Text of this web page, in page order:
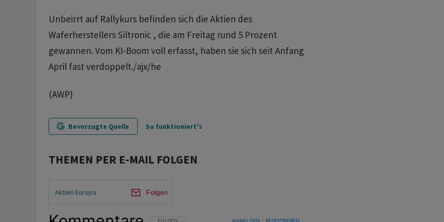
Unbeirrt auf Rallykurs befinden sich die Aktien des
Waferherstellers Siltronic , die am Freitag rund 5 Prozent
gewannen. Vom KI-Boom voll erfasst, haben sie sich seit Anfang
April fast verdoppelt./ajx/he
(AWP)
Bevorzugte Quelle So funktioniert's
THEMEN PER E-MAIL FOLGEN
Aktien Europa Folgen
FOLGE DIESER UNTERHALTUNG, UM BENACHRICHTIGT ZU WERDEN, WENN NEUE KOMMENTARE VERÖFFENTLICHT
FOLGEN ANMELDEN REGISTRIEREN